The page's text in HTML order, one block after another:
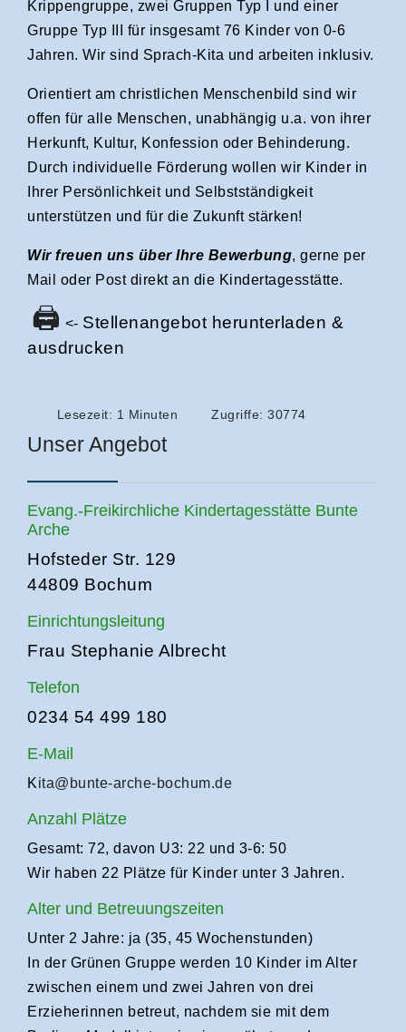
Krippengruppe, zwei Gruppen Typ I und einer
Gruppe Typ III für insgesamt 76 Kinder von 0-6
Jahren. Wir sind Sprach-Kita und arbeiten inklusiv.
Orientiert am christlichen Menschenbild sind wir
offen für alle Menschen, unabhängig u.a. von ihrer
Herkunft, Kultur, Konfession oder Behinderung.
Durch individuelle Förderung wollen wir Kinder in
Ihrer Persönlichkeit und Selbstständigkeit
unterstützen und für die Zukunft stärken!
Wir freuen uns über Ihre Bewerbung, gerne per
Mail oder Post direkt an die Kindertagesstätte.
🖨 <- Stellenangebot herunterladen &
ausdrucken
Lesezeit: 1 Minuten Zugriffe: 30774
Unser Angebot
Evang.-Freikirchliche Kindertagesstätte Bunte
Arche
Hofsteder Str. 129
44809 Bochum
Einrichtungsleitung
Frau Stephanie Albrecht
Telefon
0234 54 499 180
E-Mail
Kita@bunte-arche-bochum.de
Anzahl Plätze
Gesamt: 72, davon U3: 22 und 3-6: 50
Wir haben 22 Plätze für Kinder unter 3 Jahren.
Alter und Betreuungszeiten
Unter 2 Jahre: ja (35, 45 Wochenstunden)
In der Grünen Gruppe werden 10 Kinder im Alter
zwischen einem und zwei Jahren von drei
Erzieherinnen betreut, nachdem sie mit dem